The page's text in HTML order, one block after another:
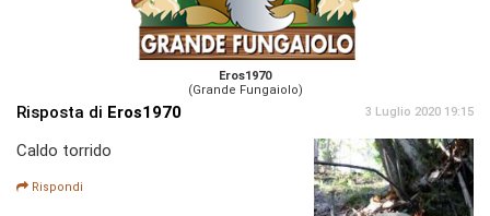
Eros1970
(Grande Fungaiolo)
Risposta di Eros1970 3 Luglio 2020 19:15
Caldo torrido
Rispondi